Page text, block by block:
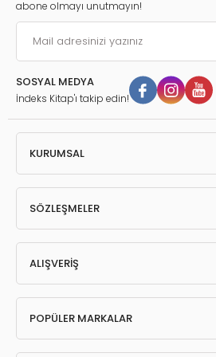
abone olmayı unutmayın!
SOSYAL MEDYA
İndeks Kitap'ı takip edin!
KURUMSAL
SÖZLEŞMELER
ALIŞVERİŞ
POPÜLER MARKALAR